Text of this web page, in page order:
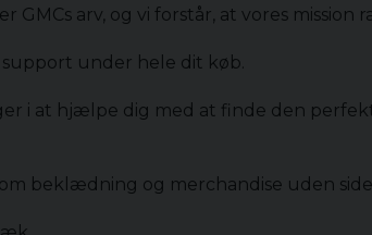
arv, og vi forstår, at vores
under hele dit køb.
i at hjælpe dig med at finde den
beklædning og merchandise uden